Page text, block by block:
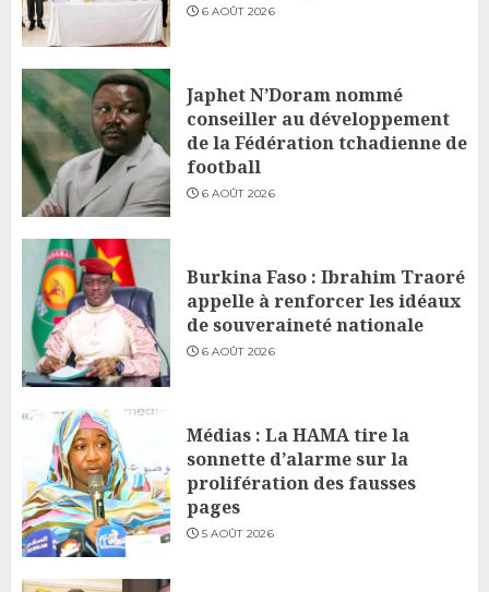
6 AOÛT 2026
Japhet N’Doram nommé
conseiller au développement
de la Fédération tchadienne de
football
6 AOÛT 2026
Burkina Faso : Ibrahim Traoré
appelle à renforcer les idéaux
de souveraineté nationale
6 AOÛT 2026
Médias : La HAMA tire la
sonnette d’alarme sur la
prolifération des fausses
pages
5 AOÛT 2026